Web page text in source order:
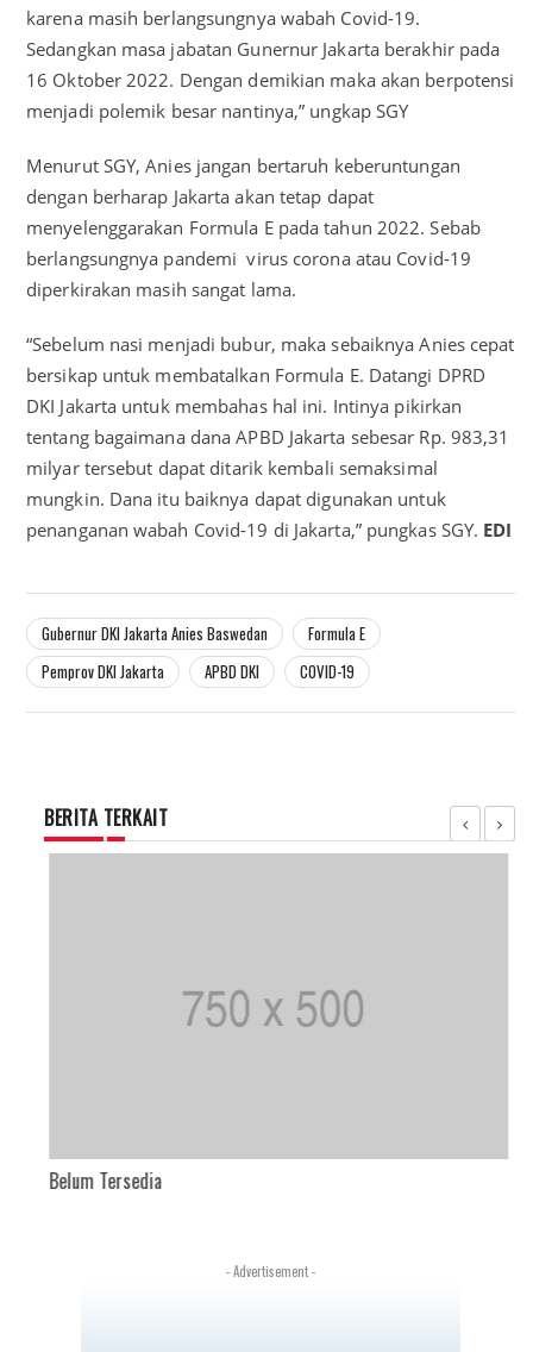
karena masih berlangsungnya wabah Covid-19.
Sedangkan masa jabatan Gunernur Jakarta berakhir pada
16 Oktober 2022. Dengan demikian maka akan berpotensi
menjadi polemik besar nantinya,” ungkap SGY
Menurut SGY, Anies jangan bertaruh keberuntungan
dengan berharap Jakarta akan tetap dapat
menyelenggarakan Formula E pada tahun 2022. Sebab
berlangsungnya pandemi virus corona atau Covid-19
diperkirakan masih sangat lama.
“Sebelum nasi menjadi bubur, maka sebaiknya Anies cepat
bersikap untuk membatalkan Formula E. Datangi DPRD
DKI Jakarta untuk membahas hal ini. Intinya pikirkan
tentang bagaimana dana APBD Jakarta sebesar Rp. 983,31
milyar tersebut dapat ditarik kembali semaksimal
mungkin. Dana itu baiknya dapat digunakan untuk
penanganan wabah Covid-19 di Jakarta,” pungkas SGY. EDI
Gubernur DKI Jakarta Anies Baswedan
Formula E
Pemprov DKI Jakarta
APBD DKI COVID-19
BERITA TERKAIT
Belum Tersedia
- Advertisement -